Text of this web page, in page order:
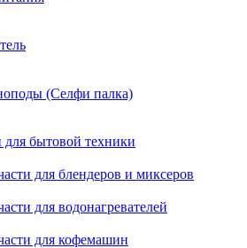
(Селфи палка)
для бытовой техники
для блендеров и миксеров
для водонагревателей
для кофемашин